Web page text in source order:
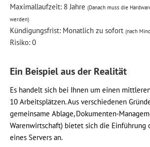
Maximallaufzeit: 8 Jahre (Danach muss die
werden)
Kündigungsfrist: Monatlich zu sofort (nach
Risiko: 0
Ein Beispiel aus der Realität
Es handelt sich bei Ihnen um einen
10 Arbeitsplätzen. Aus verschiedenen
gemeinsame Ablage, Dokumenten-
Warenwirtschaft) bietet sich die Einführung
eines Servers an.